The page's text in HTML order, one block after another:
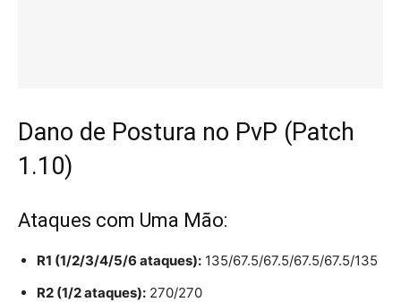
Dano de Postura no PvP (Patch
1.10)
Ataques com Uma Mão:
R1 (1/2/3/4/5/6 ataques): 135/67.5/67.5/67.5/67.5/135
R2 (1/2 ataques): 270/270